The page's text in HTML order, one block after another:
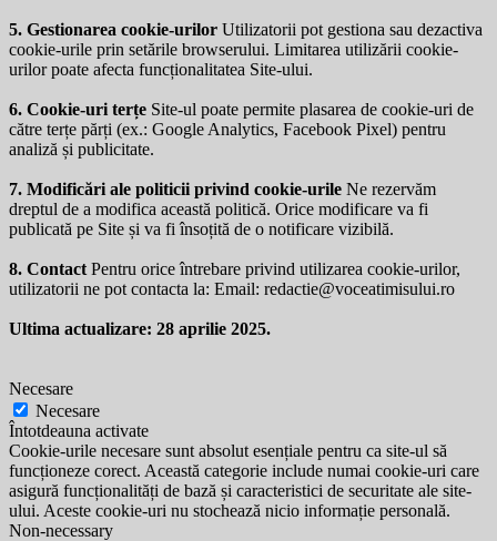
5. Gestionarea cookie-urilor Utilizatorii pot gestiona sau dezactiva
cookie-urile prin setările browserului. Limitarea utilizării cookie-
urilor poate afecta funcționalitatea Site-ului.
6. Cookie-uri terțe Site-ul poate permite plasarea de cookie-uri de
către terțe părți (ex.: Google Analytics, Facebook Pixel) pentru
analiză și publicitate.
7. Modificări ale politicii privind cookie-urile Ne rezervăm
dreptul de a modifica această politică. Orice modificare va fi
publicată pe Site și va fi însoțită de o notificare vizibilă.
8. Contact Pentru orice întrebare privind utilizarea cookie-urilor,
utilizatorii ne pot contacta la: Email: redactie@voceatimisului.ro
Ultima actualizare: 28 aprilie 2025.
Necesare
Necesare
Întotdeauna activate
Cookie-urile necesare sunt absolut esențiale pentru ca site-ul să
funcționeze corect. Această categorie include numai cookie-uri care
asigură funcționalități de bază și caracteristici de securitate ale site-
ului. Aceste cookie-uri nu stochează nicio informație personală.
Non-necessary